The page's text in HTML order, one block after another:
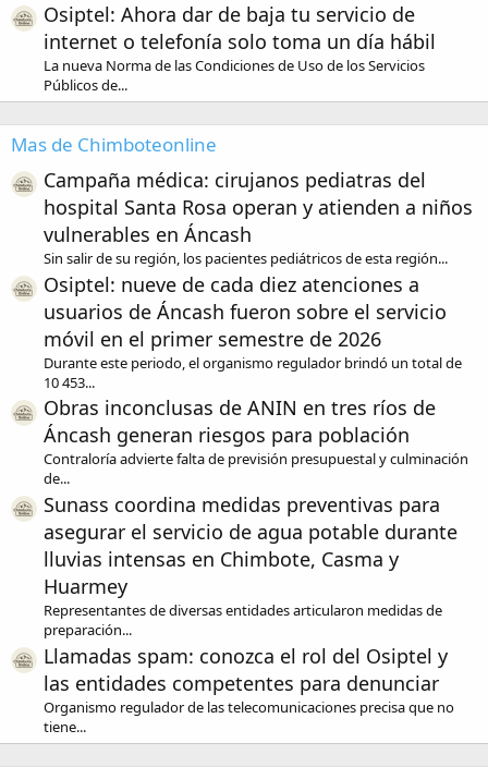
Osiptel: Ahora dar de baja tu servicio de
internet o telefonía solo toma un día hábil
La nueva Norma de las Condiciones de Uso de los Servicios
Públicos de...
Mas de Chimboteonline
Campaña médica: cirujanos pediatras del
hospital Santa Rosa operan y atienden a niños
vulnerables en Áncash
Sin salir de su región, los pacientes pediátricos de esta región...
Osiptel: nueve de cada diez atenciones a
usuarios de Áncash fueron sobre el servicio
móvil en el primer semestre de 2026
Durante este periodo, el organismo regulador brindó un total de
10 453...
Obras inconclusas de ANIN en tres ríos de
Áncash generan riesgos para población
Contraloría advierte falta de previsión presupuestal y culminación
de...
Sunass coordina medidas preventivas para
asegurar el servicio de agua potable durante
lluvias intensas en Chimbote, Casma y
Huarmey
Representantes de diversas entidades articularon medidas de
preparación...
Llamadas spam: conozca el rol del Osiptel y
las entidades competentes para denunciar
Organismo regulador de las telecomunicaciones precisa que no
tiene...